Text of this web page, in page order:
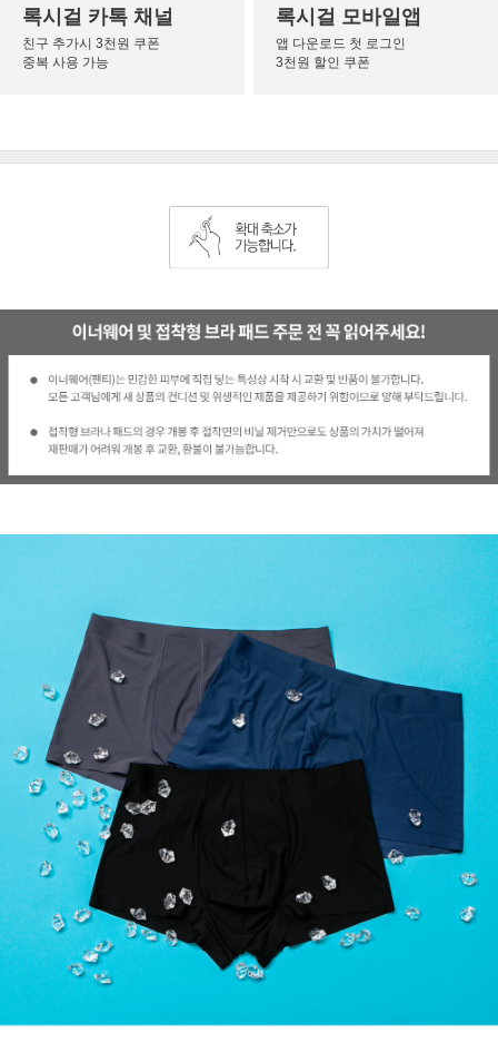
록시걸 카톡 채널
친구 추가시 3천원 쿠폰
중복 사용 가능
록시걸 모바일앱
앱 다운로드 첫 로그인
3천원 할인 쿠폰